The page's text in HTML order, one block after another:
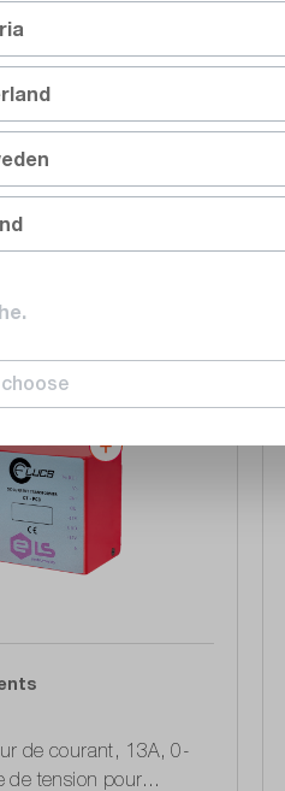
de courant, 150A, 0-
de tension avec
9
Comparer
Noter
de courant, 13A, 0-
de tension pour